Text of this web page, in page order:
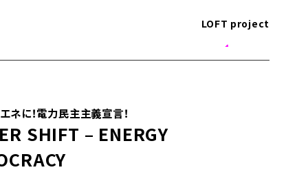
LOFT project
ネに！電力民主主義宣言！
SHIFT – ENERGY